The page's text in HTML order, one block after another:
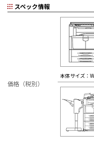
スペック情報
価格（税別）
本体サイズ：